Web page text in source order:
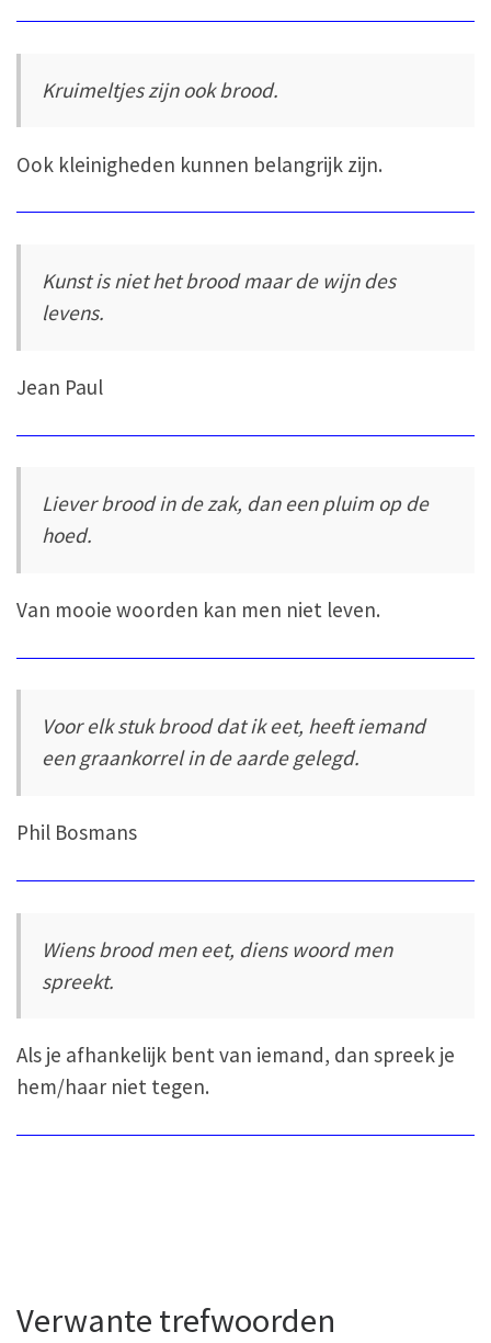
Kruimeltjes zijn ook brood.
Ook kleinigheden kunnen belangrijk zijn.
Kunst is niet het brood maar de wijn des
levens.
Jean Paul
Liever brood in de zak, dan een pluim op de
hoed.
Van mooie woorden kan men niet leven.
Voor elk stuk brood dat ik eet, heeft iemand
een graankorrel in de aarde gelegd.
Phil Bosmans
Wiens brood men eet, diens woord men
spreekt.
Als je afhankelijk bent van iemand, dan spreek je
hem/haar niet tegen.
Verwante trefwoorden